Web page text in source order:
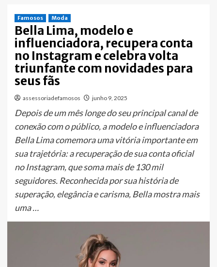
Famosos Moda
Bella Lima, modelo e
influenciadora, recupera conta
no Instagram e celebra volta
triunfante com novidades para
seus fãs
assessoriadefamosos junho 9, 2025
Depois de um mês longe do seu principal canal de
conexão com o público, a modelo e influenciadora
Bella Lima comemora uma vitória importante em
sua trajetória: a recuperação de sua conta oficial
no Instagram, que soma mais de 130 mil
seguidores. Reconhecida por sua história de
superação, elegância e carisma, Bella mostra mais
uma …